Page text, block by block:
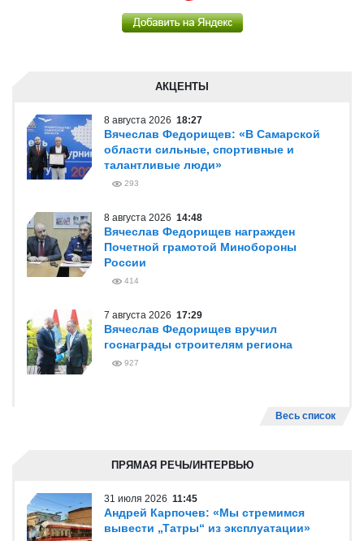
АКЦЕНТЫ
8 августа 2026 18:27
Вячеслав Федорищев: «В Самарской
области сильные, спортивные и
талантливые люди»
293
8 августа 2026 14:48
Вячеслав Федорищев награжден
Почетной грамотой Минобороны
России
414
7 августа 2026 17:29
Вячеслав Федорищев вручил
госнаграды строителям региона
927
Весь список
ПРЯМАЯ РЕЧЬ/ИНТЕРВЬЮ
31 июля 2026 11:45
Андрей Карпочев: «Мы стремимся
вывести „Татры“ из эксплуатации»